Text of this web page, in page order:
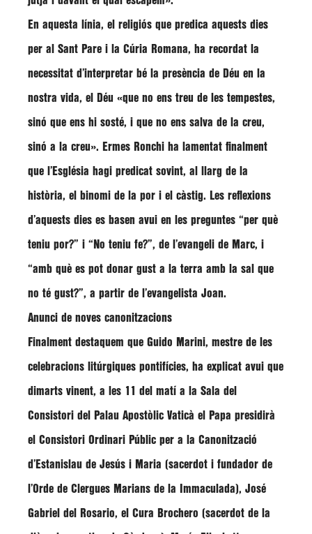
En aquesta línia, el religiós que predica aquests dies
per al Sant Pare i la Cúria Romana, ha recordat la
necessitat d’interpretar bé la presència de Déu en la
nostra vida, el Déu «que no ens treu de les tempestes,
sinó que ens hi sosté, i que no ens salva de la creu,
sinó a la creu». Ermes Ronchi ha lamentat finalment
que l’Església hagi predicat sovint, al llarg de la
història, el binomi de la por i el càstig. Les reflexions
d’aquests dies es basen avui en les preguntes “per què
teniu por?” i “No teniu fe?”, de l’evangeli de Marc, i
“amb què es pot donar gust a la terra amb la sal que
no té gust?”, a partir de l’evangelista Joan.
Anunci de noves canonitzacions
Finalment destaquem que Guido Marini, mestre de les
celebracions litúrgiques pontifícies, ha explicat avui que
dimarts vinent, a les 11 del matí a la Sala del
Consistori del Palau Apostòlic Vaticà el Papa presidirà
el Consistori Ordinari Públic per a la Canonització
d’Estanislau de Jesús i Maria (sacerdot i fundador de
l’Orde de Clergues Marians de la Immaculada), José
Gabriel del Rosario, el Cura Brochero (sacerdot de la